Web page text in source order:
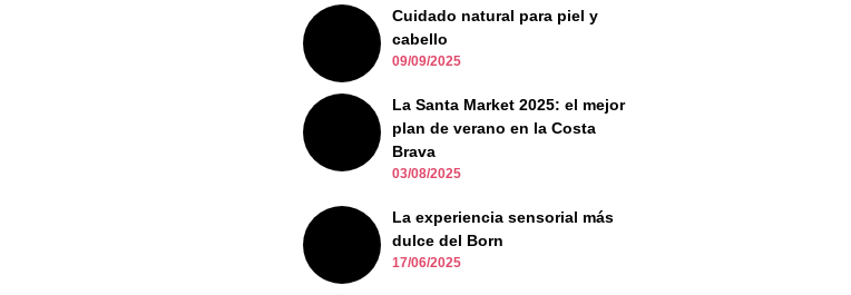
Cuidado natural para piel y
cabello
09/09/2025
La Santa Market 2025: el mejor
plan de verano en la Costa
Brava
03/08/2025
La experiencia sensorial más
dulce del Born
17/06/2025